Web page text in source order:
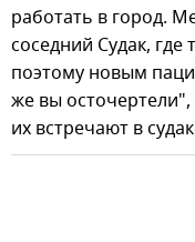
работать в город.
соседний Судак,
поэтому новым
же вы осточертели",
их встречают в